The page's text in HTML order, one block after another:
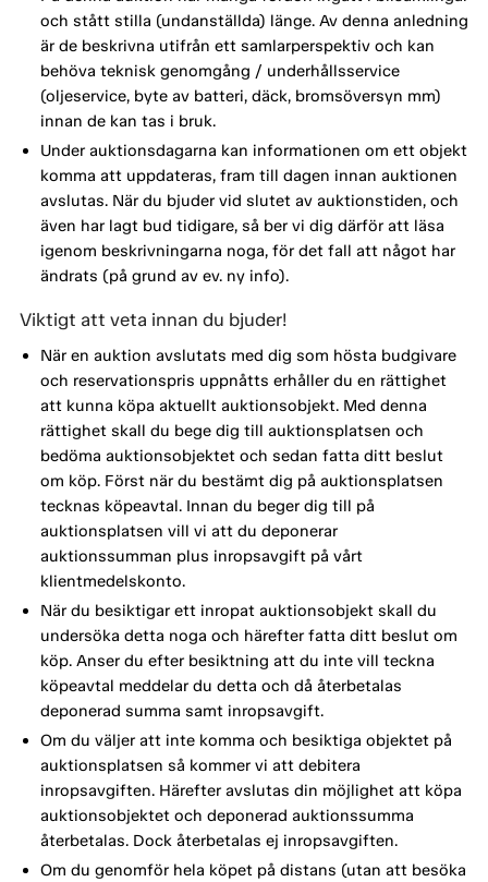
och stått stilla (undanställda) länge. Av denna anledning
är de beskrivna utifrån ett samlarperspektiv och kan
behöva teknisk genomgång / underhållsservice
(oljeservice, byte av batteri, däck, bromsöversyn mm)
innan de kan tas i bruk.
Under auktionsdagarna kan informationen om ett objekt
komma att uppdateras, fram till dagen innan auktionen
avslutas. När du bjuder vid slutet av auktionstiden, och
även har lagt bud tidigare, så ber vi dig därför att läsa
igenom beskrivningarna noga, för det fall att något har
ändrats (på grund av ev. ny info).
Viktigt att veta innan du bjuder!
När en auktion avslutats med dig som hösta budgivare
och reservationspris uppnåtts erhåller du en rättighet
att kunna köpa aktuellt auktionsobjekt. Med denna
rättighet skall du bege dig till auktionsplatsen och
bedöma auktionsobjektet och sedan fatta ditt beslut
om köp. Först när du bestämt dig på auktionsplatsen
tecknas köpeavtal. Innan du beger dig till på
auktionsplatsen vill vi att du deponerar
auktionssumman plus inropsavgift på vårt
klientmedelskonto.
När du besiktigar ett inropat auktionsobjekt skall du
undersöka detta noga och härefter fatta ditt beslut om
köp. Anser du efter besiktning att du inte vill teckna
köpeavtal meddelar du detta och då återbetalas
deponerad summa samt inropsavgift.
Om du väljer att inte komma och besiktiga objektet på
auktionsplatsen så kommer vi att debitera
inropsavgiften. Härefter avslutas din möjlighet att köpa
auktionsobjektet och deponerad auktionssumma
återbetalas. Dock återbetalas ej inropsavgiften.
Om du genomför hela köpet på distans (utan att besöka